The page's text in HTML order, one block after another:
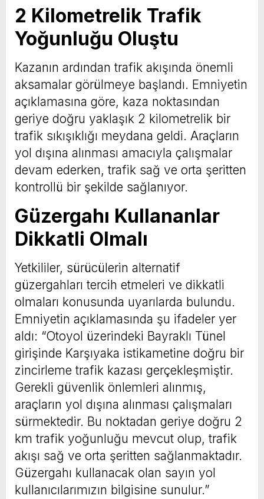
2 Kilometrelik Trafik
Yoğunluğu Oluştu
Kazanın ardından trafik akışında önemli
aksamalar görülmeye başlandı. Emniyetin
açıklamasına göre, kaza noktasından
geriye doğru yaklaşık 2 kilometrelik bir
trafik sıkışıklığı meydana geldi. Araçların
yol dışına alınması amacıyla çalışmalar
devam ederken, trafik sağ ve orta şeritten
kontrollü bir şekilde sağlanıyor.
Güzergahı Kullananlar
Dikkatli Olmalı
Yetkililer, sürücülerin alternatif
güzergahları tercih etmeleri ve dikkatli
olmaları konusunda uyarılarda bulundu.
Emniyetin açıklamasında şu ifadeler yer
aldı: “Otoyol üzerindeki Bayraklı Tünel
girişinde Karşıyaka istikametine doğru bir
zincirleme trafik kazası gerçekleşmiştir.
Gerekli güvenlik önlemleri alınmış,
araçların yol dışına alınması çalışmaları
sürmektedir. Bu noktadan geriye doğru 2
km trafik yoğunluğu mevcut olup, trafik
akışı sağ ve orta şeritten sağlanmaktadır.
Güzergahı kullanacak olan sayın yol
kullanıcılarımızın bilgisine sunulur.”